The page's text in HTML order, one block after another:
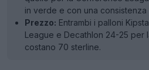
in verde e con una consistenza
Prezzo: Entrambi i palloni
League e Decathlon 24-25 per
costano 70 sterline.